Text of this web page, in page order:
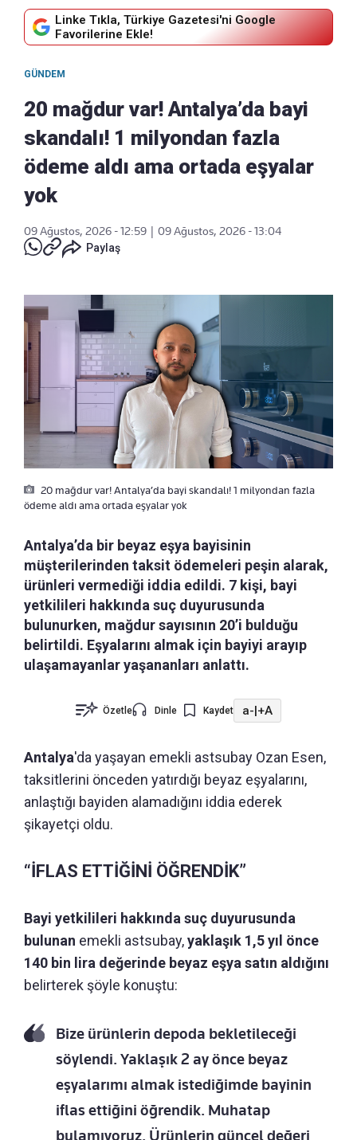
Linke Tıkla, Türkiye Gazetesi'ni Google
Favorilerine Ekle!
GÜNDEM
20 mağdur var! Antalya’da bayi
skandalı! 1 milyondan fazla
ödeme aldı ama ortada eşyalar
yok
09 Ağustos, 2026 - 12:59
09 Ağustos, 2026 - 13:04
Paylaş
20 mağdur var! Antalya’da bayi skandalı! 1 milyondan fazla
ödeme aldı ama ortada eşyalar yok
Antalya’da bir beyaz eşya bayisinin
müşterilerinden taksit ödemeleri peşin alarak,
ürünleri vermediği iddia edildi. 7 kişi, bayi
yetkilileri hakkında suç duyurusunda
bulunurken, mağdur sayısının 20’i bulduğu
belirtildi. Eşyalarını almak için bayiyi arayıp
ulaşamayanlar yaşananları anlattı.
Özetle Dinle Kaydet a-|+A
Antalya'da yaşayan emekli astsubay Ozan Esen,
taksitlerini önceden yatırdığı beyaz eşyalarını,
anlaştığı bayiden alamadığını iddia ederek
şikayetçi oldu.
“İFLAS ETTİĞİNİ ÖĞRENDİK”
Bayi yetkilileri hakkında suç duyurusunda
bulunan emekli astsubay,yaklaşık 1,5 yıl önce
140 bin lira değerinde beyaz eşya satın aldığını
belirterek şöyle konuştu:
Bize ürünlerin depoda bekletileceği
söylendi. Yaklaşık 2 ay önce beyaz
eşyalarımı almak istediğimde bayinin
iflas ettiğini öğrendik. Muhatap
bulamıyoruz. Ürünlerin güncel değeri